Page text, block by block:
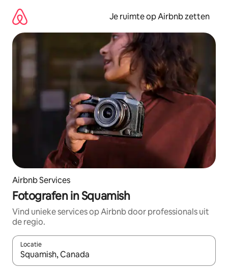
direct
naar
inhoud
Je ruimte op Airbnb zetten
Airbnb Services
Fotografen in Squamish
Vind unieke services op Airbnb door professionals uit
de regio.
Locatie
Wanneer er suggesties beschikbaar zijn, maak je een keuze